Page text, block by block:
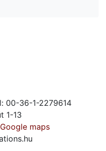
00-36-1-2279614
1-13
maps